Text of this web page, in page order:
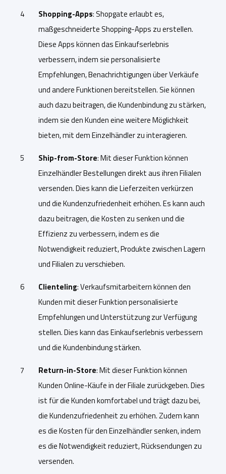
Shopping-Apps: Shopgate erlaubt es,
maßgeschneiderte Shopping-Apps zu erstellen.
Diese Apps können das Einkaufserlebnis
verbessern, indem sie personalisierte
Empfehlungen, Benachrichtigungen über Verkäufe
und andere Funktionen bereitstellen. Sie können
auch dazu beitragen, die Kundenbindung zu stärken,
indem sie den Kunden eine weitere Möglichkeit
bieten, mit dem Einzelhändler zu interagieren.
Ship-from-Store: Mit dieser Funktion können
Einzelhändler Bestellungen direkt aus ihren Filialen
versenden. Dies kann die Lieferzeiten verkürzen
und die Kundenzufriedenheit erhöhen. Es kann auch
dazu beitragen, die Kosten zu senken und die
Effizienz zu verbessern, indem es die
Notwendigkeit reduziert, Produkte zwischen Lagern
und Filialen zu verschieben.
Clienteling: Verkaufsmitarbeitern können den
Kunden mit dieser Funktion personalisierte
Empfehlungen und Unterstützung zur Verfügung
stellen. Dies kann das Einkaufserlebnis verbessern
und die Kundenbindung stärken.
Return-in-Store: Mit dieser Funktion können
Kunden Online-Käufe in der Filiale zurückgeben. Dies
ist für die Kunden komfortabel und trägt dazu bei,
die Kundenzufriedenheit zu erhöhen. Zudem kann
es die Kosten für den Einzelhändler senken, indem
es die Notwendigkeit reduziert, Rücksendungen zu
versenden.